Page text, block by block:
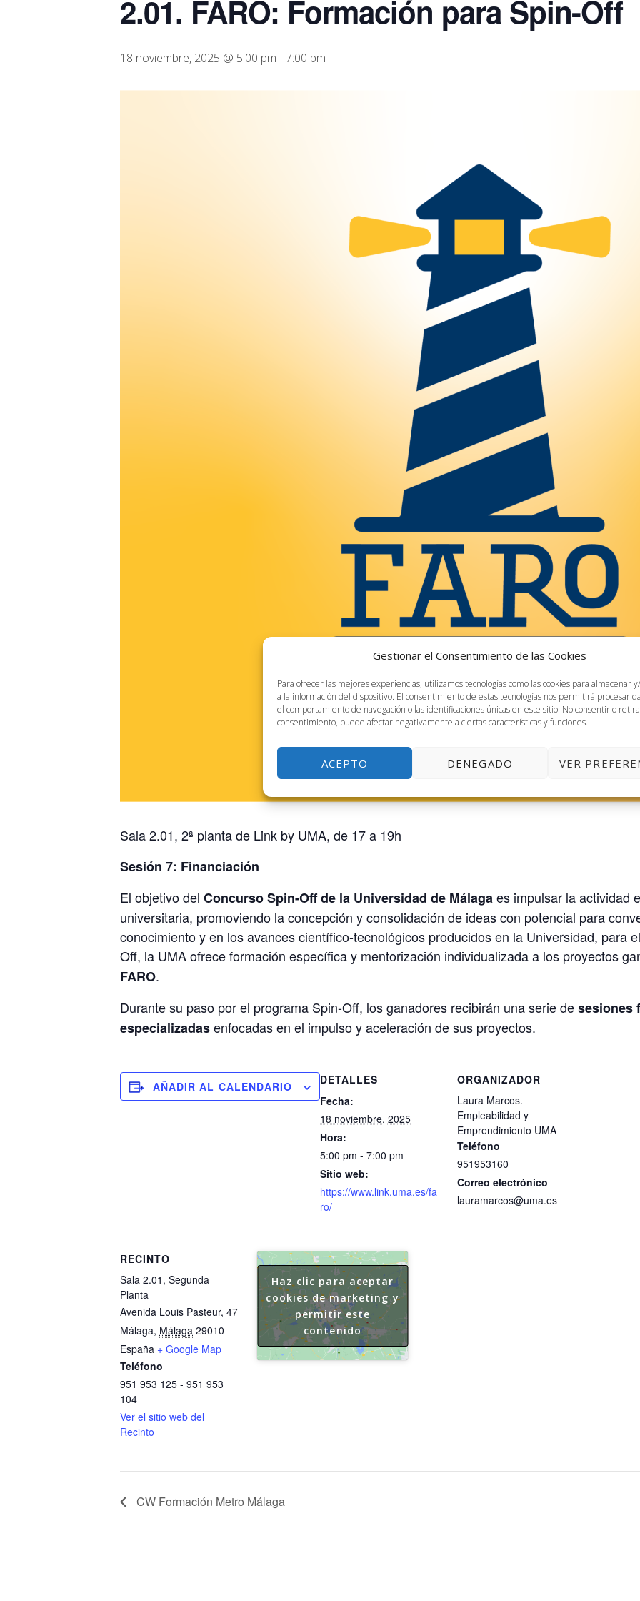
Gestionar el Consentimiento de las Cookies
Para ofrecer las mejores experiencias, utilizamos tecnologías como las cookies para almacenar
a la información del dispositivo. El consentimiento de estas tecnologías nos permitirá procesar
el comportamiento de navegación o las identificaciones únicas en este sitio. No consentir o
consentimiento, puede afectar negativamente a ciertas características y funciones.
ACEPTO DENEGADO VER
2.01. FARO: Formación para Spin-Off
18 noviembre, 2025 @ 5:00 pm -7:00 pm
Sala 2.01, 2ª planta de Link by UMA, de 17 a 19h
Sesión 7: Financiación
El objetivo del Concurso Spin-Off de la Universidad de Málagaes impulsar la actividad
universitaria, promoviendo la concepción y consolidación de ideas con potencial para
conocimiento y en los avances científico-tecnológicos producidos en la Universidad, para
Off, la UMA ofrece formación específica y mentorización individualizada a los proyectos
FARO.
Durante su paso por el programa Spin-Off, los ganadores recibirán una serie desesiones
especializadasenfocadas en el impulso y aceleración de sus proyectos.
AÑADIR AL CALENDARIO
DETALLES
Fecha:
18 noviembre, 2025
Hora:
5:00 pm - 7:00 pm
Sitio web:
https://www.link.uma.es/fa
ro/
ORGANIZADOR
Laura Marcos.
Empleabilidad y
Emprendimiento UMA
Teléfono
951953160
Correo electrónico
lauramarcos@uma.es
RECINTO
Sala 2.01, Segunda
Planta
Avenida Louis Pasteur, 47
Málaga, Málaga 29010
España + Google Map
Teléfono
951 953 125 - 951 953
104
Ver el sitio web del
Recinto
Haz clic para aceptar
cookies de marketing y
permitir este
contenido
CW Formación Metro Málaga